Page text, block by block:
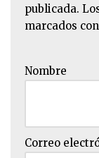
publicada.
marcados con
Nombre
Correo